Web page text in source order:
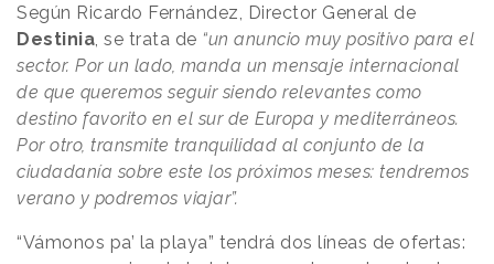
Según Ricardo Fernández, Director General de
Destinia , se trata de “un anuncio muy positivo para el
sector. Por un lado, manda un mensaje internacional
de que queremos seguir siendo relevantes como
destino favorito en el sur de Europa y mediterráneos.
Por otro, transmite tranquilidad al conjunto de la
ciudadanía sobre este los próximos meses: tendremos
verano y podremos viajar”.
“Vámonos pa’ la playa” tendrá dos líneas de ofertas: